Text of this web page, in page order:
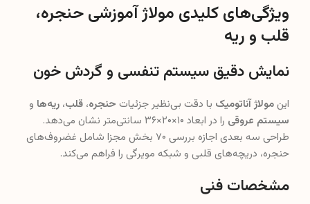
ویژگی‌های کلیدی مولاژ آموزشی حنجره،
قلب و ریه
نمایش دقیق سیستم تنفسی و گردش خون
اینمولاژ آناتومیک با دقت بی‌نظیر جزئیات حنجره، قلب، ریه‌ها و
سیستم عروقی
را در ابعاد ۱۰×۲۰×۳۶ سانتی‌متر نشان می‌دهد.
طراحی سه بعدی اجازه بررسی ۷۰ بخش مجزا شامل غضروف‌های
حنجره، دریچه‌های قلبی و شبکه مویرگی را فراهم می‌کند.
مشخصات فنی